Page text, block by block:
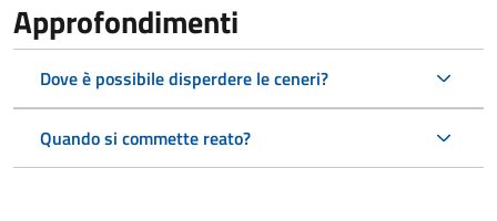
Approfondimenti
Dove è possibile disperdere le ceneri?
Quando si commette reato?